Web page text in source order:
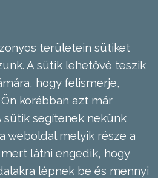
területein sütiket
A sütik lehetővé teszik
hogy felismerje,
korábban azt már
sütik segítenek nekünk
weboldal melyik része a
látni engedik, hogy
lépnek be és mennyi